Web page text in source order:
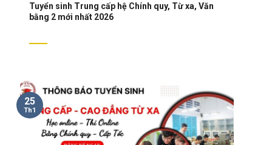
Tuyển sinh Trung cấp hệ Chính quy, Từ xa, Văn
bằng 2 mới nhất 2026
25
Th1